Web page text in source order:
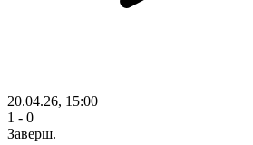
20.04.26, 15:00
1 - 0
Заверш.